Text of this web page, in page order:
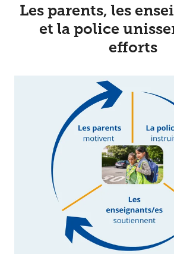
Les parents, les
et la police
efforts